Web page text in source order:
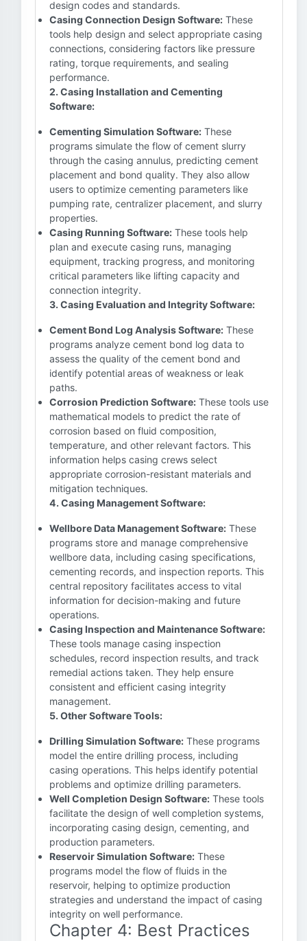
design codes and standards.
Casing Connection Design Software: These
tools help design and select appropriate casing
connections, considering factors like pressure
rating, torque requirements, and sealing
performance.
2. Casing Installation and Cementing
Software:
Cementing Simulation Software: These
programs simulate the flow of cement slurry
through the casing annulus, predicting cement
placement and bond quality. They also allow
users to optimize cementing parameters like
pumping rate, centralizer placement, and slurry
properties.
Casing Running Software: These tools help
plan and execute casing runs, managing
equipment, tracking progress, and monitoring
critical parameters like lifting capacity and
connection integrity.
3. Casing Evaluation and Integrity Software:
Cement Bond Log Analysis Software: These
programs analyze cement bond log data to
assess the quality of the cement bond and
identify potential areas of weakness or leak
paths.
Corrosion Prediction Software: These tools use
mathematical models to predict the rate of
corrosion based on fluid composition,
temperature, and other relevant factors. This
information helps casing crews select
appropriate corrosion-resistant materials and
mitigation techniques.
4. Casing Management Software:
Wellbore Data Management Software: These
programs store and manage comprehensive
wellbore data, including casing specifications,
cementing records, and inspection reports. This
central repository facilitates access to vital
information for decision-making and future
operations.
Casing Inspection and Maintenance Software:
These tools manage casing inspection
schedules, record inspection results, and track
remedial actions taken. They help ensure
consistent and efficient casing integrity
management.
5. Other Software Tools:
Drilling Simulation Software: These programs
model the entire drilling process, including
casing operations. This helps identify potential
problems and optimize drilling parameters.
Well Completion Design Software: These tools
facilitate the design of well completion systems,
incorporating casing design, cementing, and
production parameters.
Reservoir Simulation Software: These
programs model the flow of fluids in the
reservoir, helping to optimize production
strategies and understand the impact of casing
integrity on well performance.
Chapter 4: Best Practices